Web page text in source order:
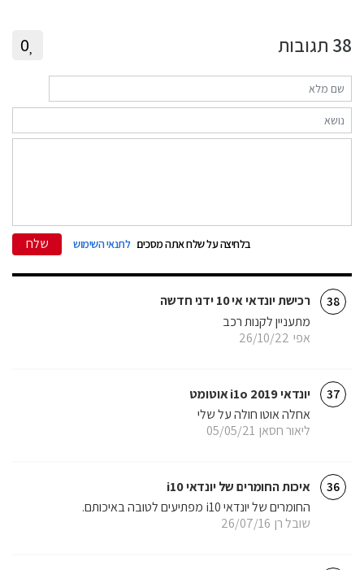
38 תגובות 0
בלחיצה על שלח אתה מסכים לתנאי השימוש שלח
38 רכישת יונדאי אי 10 ידני חדשה
אפי 26/10/22
מתעניין לקנות רכב
37 יונדאי i1o 2019 אוטומט
ליאור חסאן 05/05/21
אחלה אוטו חולה על שלי
36 איכות החומרים של יונדאי i10
שובל רן 26/07/16
החומרים של יונדאי i10 מפתיעים לטובה באיכותם.